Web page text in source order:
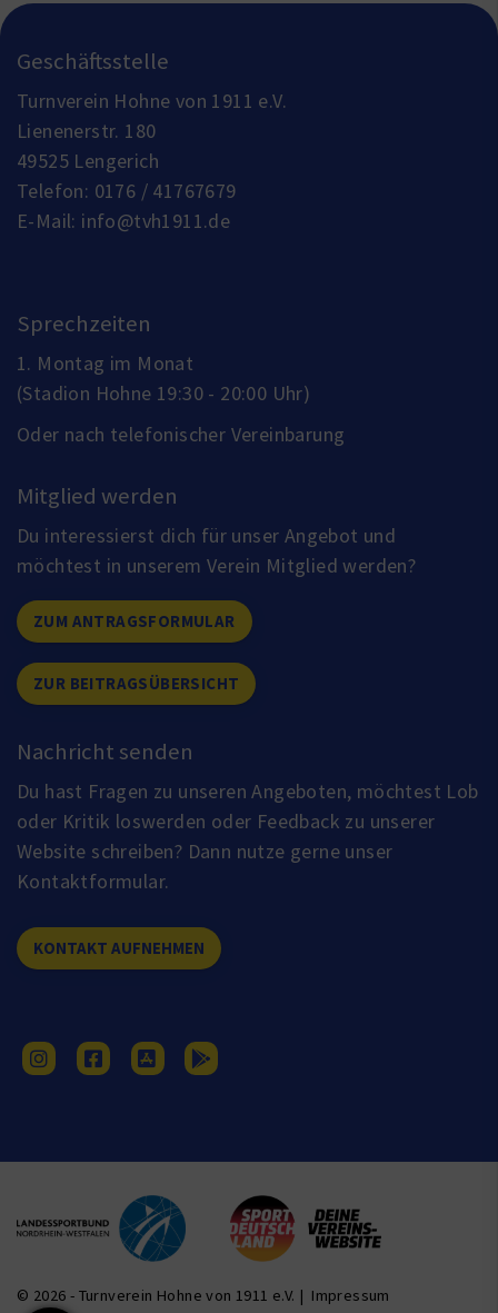
Geschäftsstelle
Turnverein Hohne von 1911 e.V.
Lienenerstr. 180
49525 Lengerich
Telefon: 0176 / 41767679
E-Mail: info@tvh1911.de
Sprechzeiten
1. Montag im Monat
(Stadion Hohne 19:30 - 20:00 Uhr)
Oder nach telefonischer Vereinbarung
Mitglied werden
Du interessierst dich für unser Angebot und
möchtest in unserem Verein Mitglied werden?
ZUM ANTRAGSFORMULAR
ZUR BEITRAGSÜBERSICHT
Nachricht senden
Du hast Fragen zu unseren Angeboten, möchtest Lob
oder Kritik loswerden oder Feedback zu unserer
Website schreiben? Dann nutze gerne unser
Kontaktformular.
KONTAKT AUFNEHMEN
© 2026 - Turnverein Hohne von 1911 e.V. | Impressum